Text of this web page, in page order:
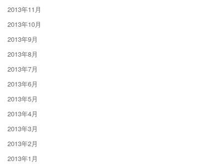
2013年11月
2013年10月
2013年9月
2013年8月
2013年7月
2013年6月
2013年5月
2013年4月
2013年3月
2013年2月
2013年1月